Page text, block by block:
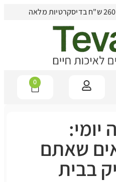
0
יומי:
שאתם
בבית